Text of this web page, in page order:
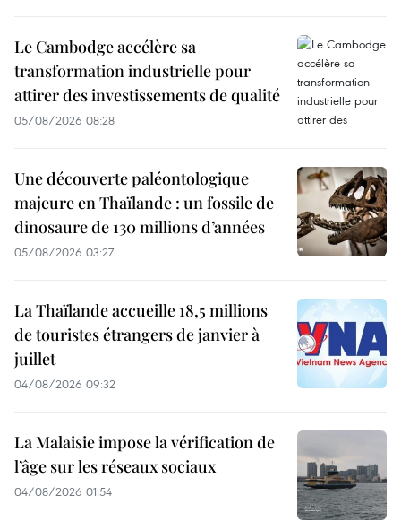
Le Cambodge accélère sa
transformation industrielle pour
attirer des investissements de qualité
05/08/2026 08:28
Une découverte paléontologique
majeure en Thaïlande : un fossile de
dinosaure de 130 millions d’années
05/08/2026 03:27
La Thaïlande accueille 18,5 millions
de touristes étrangers de janvier à
juillet
04/08/2026 09:32
La Malaisie impose la vérification de
l’âge sur les réseaux sociaux
04/08/2026 01:54